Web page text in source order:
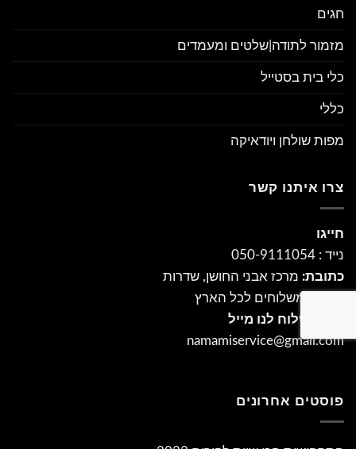
חגים
מזמור לתודה|שלטים ומעמדים
כלי בית בסטייל
כללי
מפות שולחן ויודאיקה
צרו איתנו קשר
חייגו
נייד : 050-9111054
כתובת: מרכז אבני החושן, שדרות
ושירות משלוחים לכל הארץ
ניתן לשלוח לנו מייל
namamiservice@gmail.com
פוסטים אחרונים